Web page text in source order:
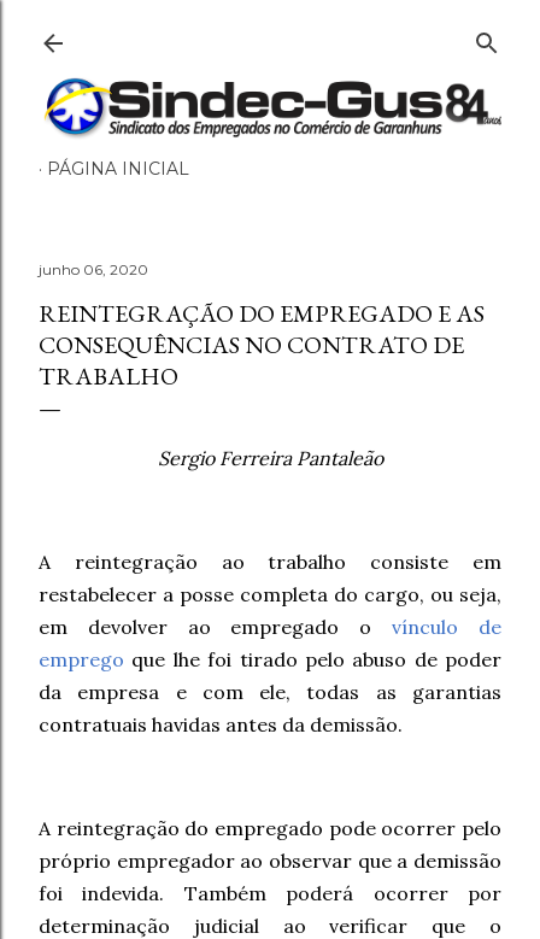
PÁGINA INICIAL
junho 06, 2020
REINTEGRAÇÃO DO EMPREGADO E AS
CONSEQUÊNCIAS NO CONTRATO DE
TRABALHO
Sergio Ferreira Pantaleão
A reintegração ao trabalho consiste em
restabelecer a posse completa do cargo, ou seja,
em devolver ao empregado o
vínculo de
emprego que lhe foi tirado pelo abuso de poder
da empresa e com ele, todas as garantias
contratuais havidas antes da demissão.
A reintegração do empregado pode ocorrer pelo
próprio empregador ao observar que a demissão
foi indevida. Também poderá ocorrer por
determinação judicial ao verificar que o